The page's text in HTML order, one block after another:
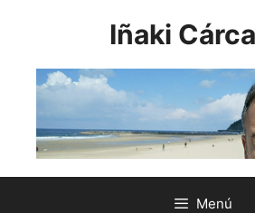
contenido
Iñaki
Menú